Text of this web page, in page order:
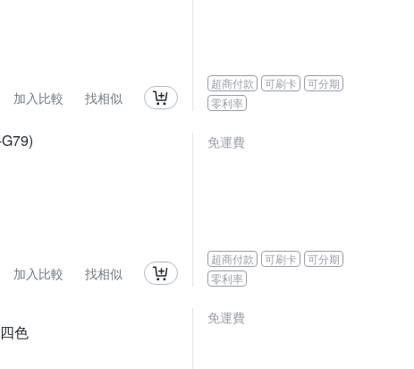
加入比較 找相似
超商付款 可刷卡
可分期
零利率
加入比較 找相似
免運費
超商付款 可刷卡
可分期
零利率
色
免運費